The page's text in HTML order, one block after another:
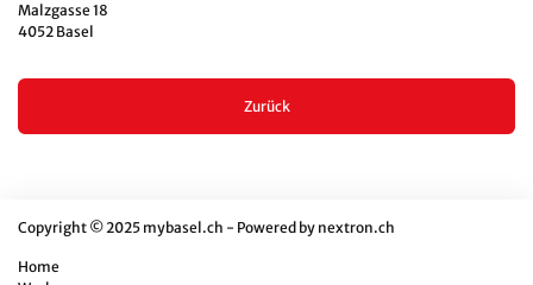
Malzgasse 18
4052 Basel
Zurück
Copyright © 2025 mybasel.ch - Powered by nextron.ch
Home